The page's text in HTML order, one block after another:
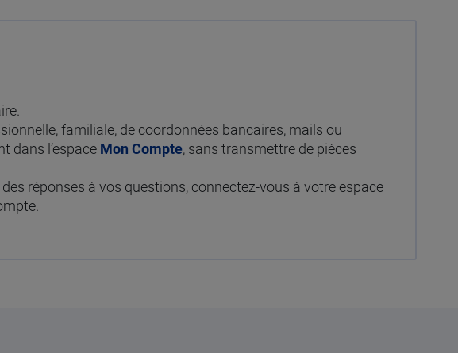
familiale, de coordonnées bancaires, mails ou
dans l’espace Mon Compte, sans transmettre de pièces
réponses à vos questions, connectez-vous à votre espace